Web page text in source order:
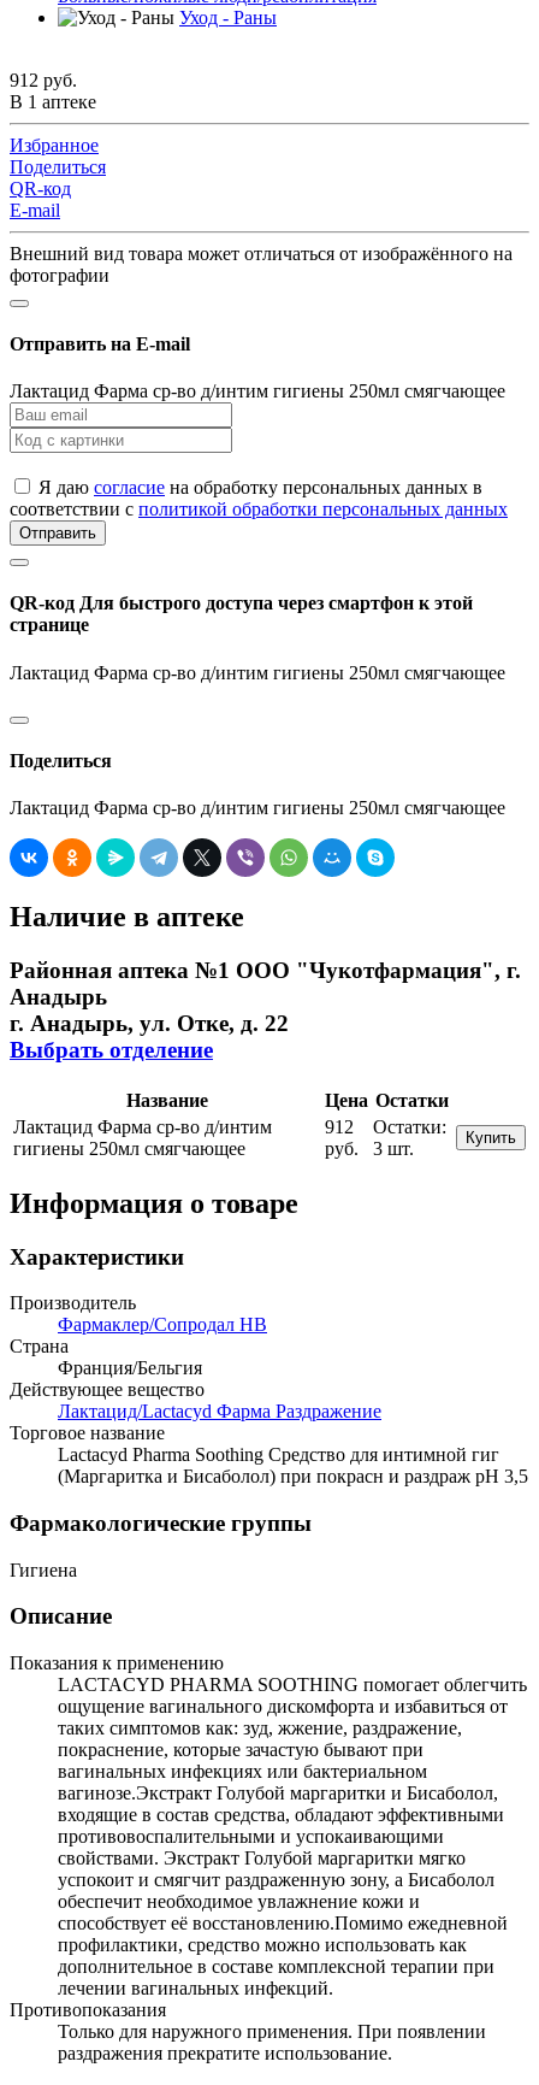
Уход - Раны
912 руб.
В 1 аптеке
Избранное
Поделиться
QR-код
E-mail
Внешний вид товара может отличаться от изображённого на
фотографии
Отправить на E-mail
Лактацид Фарма ср-во д/интим гигиены 250мл смягчающее
Я даю согласие на обработку персональных данных в
соответствии с политикой обработки персональных данных
Отправить
QR-код Для быстрого доступа через смартфон к этой
странице
Лактацид Фарма ср-во д/интим гигиены 250мл смягчающее
Поделиться
Лактацид Фарма ср-во д/интим гигиены 250мл смягчающее
Наличие в аптеке
Районная аптека №1 ООО "Чукотфармация", г.
Анадырь
г. Анадырь, ул. Отке, д. 22
Выбрать отделение
Название Цена Остатки
Лактацид Фарма ср-во д/интим
гигиены 250мл смягчающее
912
руб.
Остатки:
3 шт.
Купить
Информация о товаре
Характеристики
Производитель
Фармаклер/Сопродал НВ
Страна
Франция/Бельгия
Действующее вещество
Лактацид/Lactacyd Фарма Раздражение
Торговое название
Lactacyd Pharma Soothing Средство для интимной гиг
(Маргаритка и Бисаболол) при покрасн и раздраж pH 3,5
Фармакологические группы
Гигиена
Описание
Показания к применению
LACTACYD PHARMA SOOTHING помогает облегчить
ощущение вагинального дискомфорта и избавиться от
таких симптомов как: зуд, жжение, раздражение,
покраснение, которые зачастую бывают при
вагинальных инфекциях или бактериальном
вагинозе.Экстракт Голубой маргаритки и Бисаболол,
входящие в состав средства, обладают эффективными
противовоспалительными и успокаивающими
свойствами. Экстракт Голубой маргаритки мягко
успокоит и смягчит раздраженную зону, а Бисаболол
обеспечит необходимое увлажнение кожи и
способствует её восстановлению.Помимо ежедневной
профилактики, средство можно использовать как
дополнительное в составе комплексной терапии при
лечении вагинальных инфекций.
Противопоказания
Только для наружного применения. При появлении
раздражения прекратите использование.